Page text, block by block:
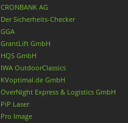
CRONBANK AG
Der Sicherheits-Checker
GGA
GrantLift GmbH
HQS GmbH
IWA OutdoorClassics
KVoptimal.de GmbH
OverNight Express & Logistics GmbH
PiP Laser
Pro Image